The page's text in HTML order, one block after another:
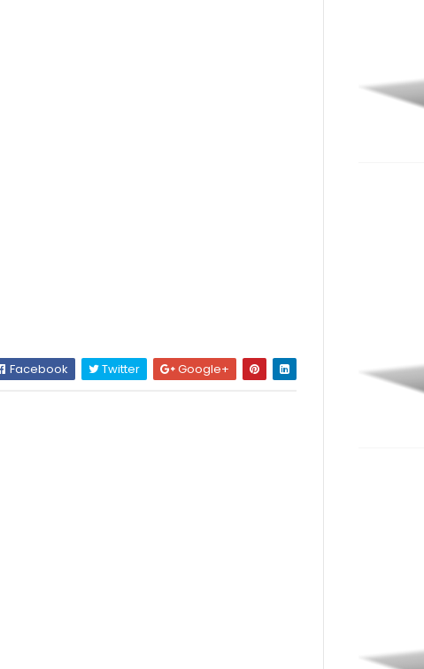
Facebook Twitter Google+